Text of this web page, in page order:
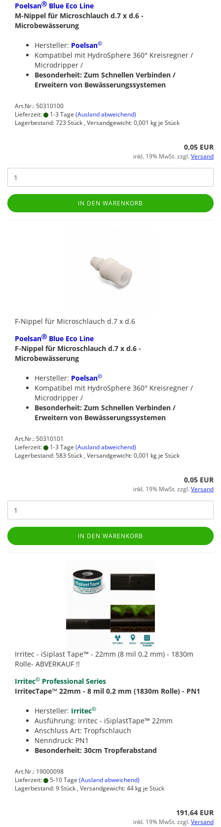
PoelsanⓇ Blue Eco Line
M-Nippel für Microschlauch d.7 x d.6 -
Microbewässerung
Hersteller: Poelsan©
Kompatibel mit HydroSphere 360° Kreisregner /
Microdripper /
Besonderheit: Zum Schnellen Verbinden /
Erweitern von Bewässerungssystemen
Art.Nr.: 50310100
Lieferzeit:
1-3 Tage (Ausland abweichend)
Lagerbestand: 723 Stück , Versandgewicht:0,001 kg je Stück
0,05 EUR
inkl. 19% MwSt. zzgl.Versand
IN DEN WARENKORB
F-Nippel für Microschlauch d.7 x d.6
PoelsanⓇ Blue Eco Line
F-Nippel für Microschlauch d.7 x d.6 -
Microbewässerung
Hersteller: Poelsan©
Kompatibel mit HydroSphere 360° Kreisregner /
Microdripper /
Besonderheit: Zum Schnellen Verbinden /
Erweitern von Bewässerungssystemen
Art.Nr.: 50310101
Lieferzeit:
1-3 Tage (Ausland abweichend)
Lagerbestand: 583 Stück , Versandgewicht:0,001 kg je Stück
0,05 EUR
inkl. 19% MwSt. zzgl.Versand
IN DEN WARENKORB
Irritec - iSiplast Tape™ - 22mm (8 mil 0,2 mm) - 1830m
Rolle- ABVERKAUF !!
Irritec© Professional Series
IrritecTape™ 22mm - 8 mil 0,2 mm (1830m Rolle) - PN1
Hersteller: Irritec©
Ausführung: Irritec - iSiplastTape™ 22mm
Anschluss Art: Tropfschlauch
Nenndruck: PN1
Besonderheit: 30cm Tropferabstand
Art.Nr.: 19000098
Lieferzeit:
5-10 Tage (Ausland abweichend)
Lagerbestand: 9 Stück , Versandgewicht:44 kg je Stück
191,64 EUR
inkl. 19% MwSt. zzgl.Versand